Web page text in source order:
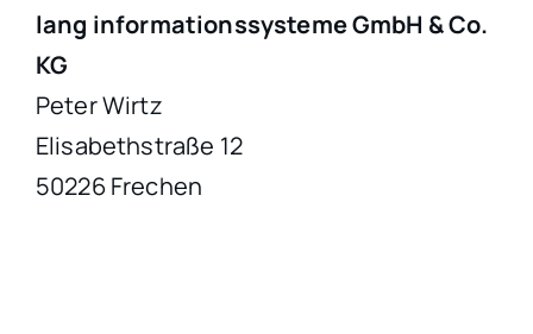
lang informationssysteme GmbH & Co.
KG
Peter Wirtz
Elisabethstraße 12
50226 Frechen